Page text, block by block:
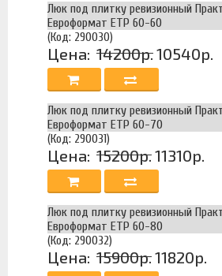
Люк под плитку ревизионный
Евроформат ЕТР 60-60
(Код: 290030)
Цена: 14200р.10540р.
Люк под плитку ревизионный
Евроформат ЕТР 60-70
(Код: 290031)
Цена: 15200р.11310р.
Люк под плитку ревизионный
Евроформат ЕТР 60-80
(Код: 290032)
Цена: 15900р.11820р.